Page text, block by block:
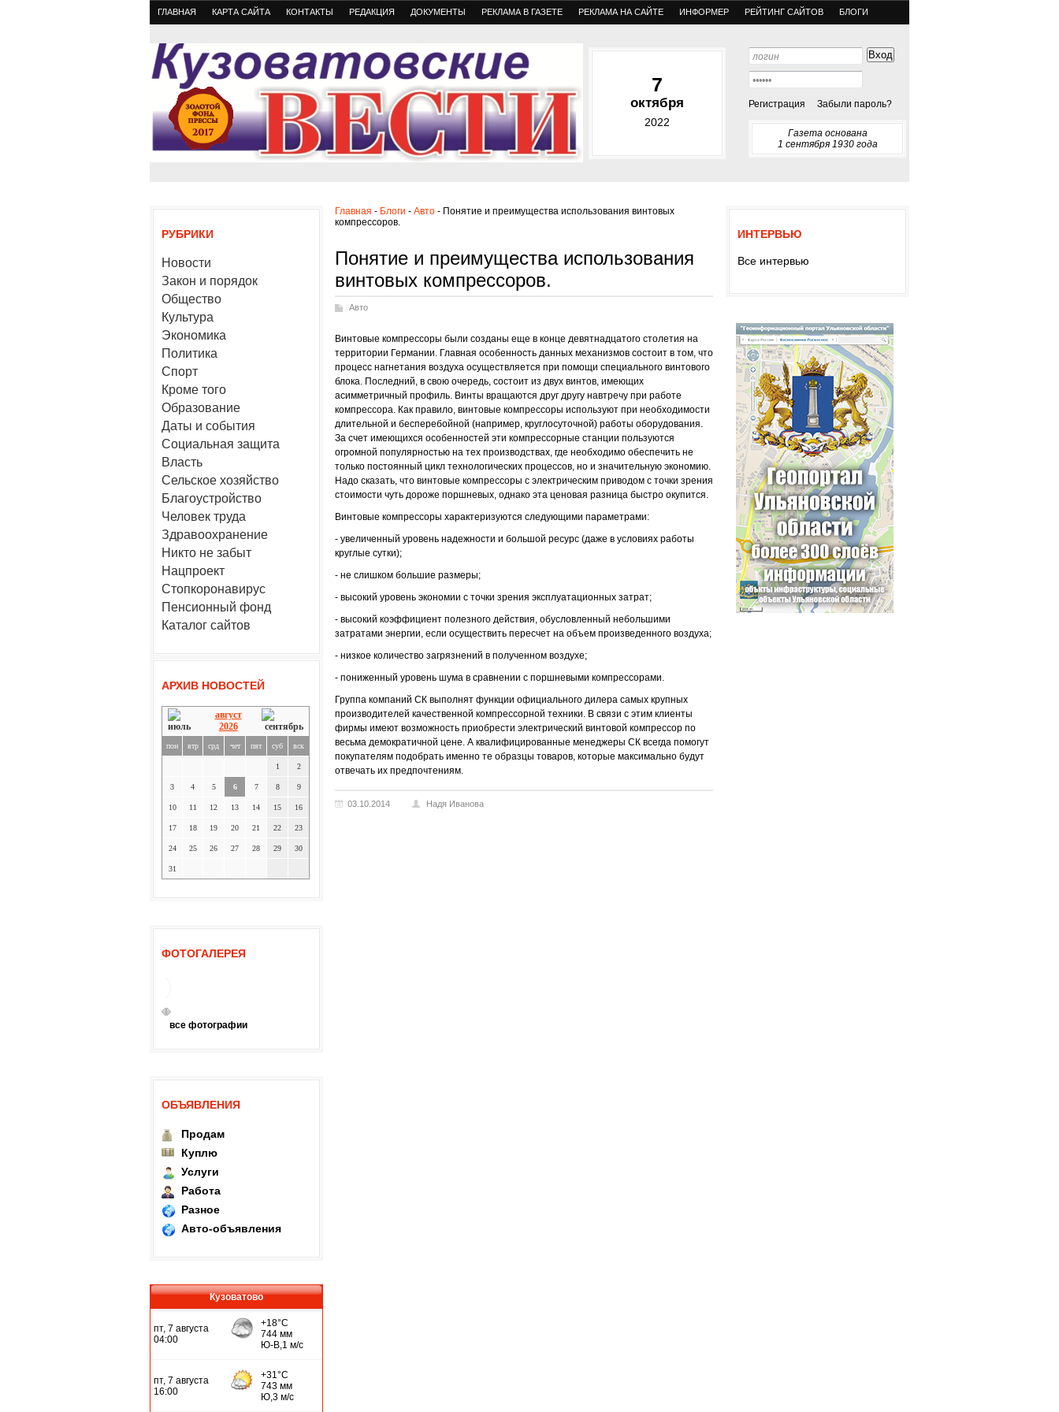
ГЛАВНАЯ КАРТА САЙТА КОНТАКТЫ РЕДАКЦИЯ ДОКУМЕНТЫ РЕКЛАМА В ГАЗЕТЕ РЕКЛАМА НА САЙТЕ ИНФОРМЕР РЕЙТИНГ САЙТОВ БЛОГИ
7
октября
2022
Регистрация Забыли пароль?
Газета основана
1 сентября 1930 года
РУБРИКИ
Новости
Закон и порядок
Общество
Культура
Экономика
Политика
Спорт
Кроме того
Образование
Даты и события
Социальная защита
Власть
Сельское хозяйство
Благоустройство
Человек труда
Здравоохранение
Никто не забыт
Нацпроект
Стопкоронавирус
Пенсионный фонд
Каталог сайтов
АРХИВ НОВОСТЕЙ
август
2026
пон втр срд чет пят суб вск
1 2
3 4 5 6 7 8 9
10 11 12 13 14 15 16
17 18 19 20 21 22 23
24 25 26 27 28 29 30
31
ФОТОГАЛЕРЕЯ
все фотографии
ОБЪЯВЛЕНИЯ
Продам
Куплю
Услуги
Работа
Разное
Авто-объявления
Кузоватово
Главная - Блоги - Авто - Понятие и преимущества использования винтовых
компрессоров.
Понятие и преимущества использования
винтовых компрессоров.
Авто
Винтовые компрессоры были созданы еще в конце девятнадцатого столетия на
территории Германии. Главная особенность данных механизмов состоит в том, что
процесс нагнетания воздуха осуществляется при помощи специального винтового
блока. Последний, в свою очередь, состоит из двух винтов, имеющих
асимметричный профиль. Винты вращаются друг другу навтречу при работе
компрессора. Как правило, винтовые компрессоры используют при необходимости
длительной и бесперебойной (например, круглосуточной) работы оборудования.
За счет имеющихся особенностей эти компрессорные станции пользуются
огромной популярностью на тех производствах, где необходимо обеспечить не
только постоянный цикл технологических процессов, но и значительную экономию.
Надо сказать, что винтовые компрессоры с электрическим приводом с точки зрения
стоимости чуть дороже поршневых, однако эта ценовая разница быстро окупится.
Винтовые компрессоры характеризуются следующими параметрами:
- увеличенный уровень надежности и большой ресурс (даже в условиях работы
круглые сутки);
- не слишком большие размеры;
- высокий уровень экономии с точки зрения эксплуатационных затрат;
- высокий коэффициент полезного действия, обусловленный небольшими
затратами энергии, если осуществить пересчет на объем произведенного воздуха;
- низкое количество загрязнений в полученном воздухе;
- пониженный уровень шума в сравнении с поршневыми компрессорами.
Группа компаний СК выполнят функции официального дилера самых крупных
производителей качественной компрессорной техники. В связи с этим клиенты
фирмы имеют возможность приобрести электрический винтовой компрессор по
весьма демократичной цене. А квалифицированные менеджеры СК всегда помогут
покупателям подобрать именно те образцы товаров, которые максимально будут
отвечать их предпочтениям.
03.10.2014 Надя Иванова
ИНТЕРВЬЮ
Все интервью